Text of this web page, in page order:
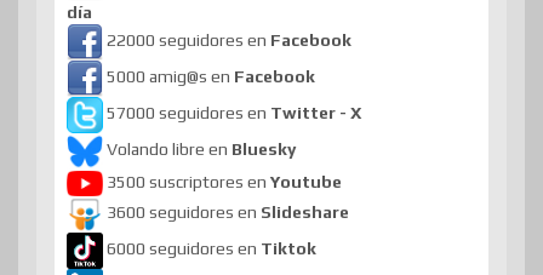
día
22000 seguidores en Facebook
5000 amig@s en Facebook
57000 seguidores en Twitter - X
Volando libre en Bluesky
3500 suscriptores en Youtube
3600 seguidores en Slideshare
6000 seguidores en Tiktok